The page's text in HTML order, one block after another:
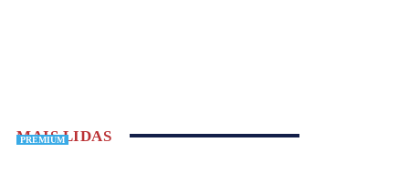
MAIS LIDAS
PREMIUM
PREMIUM